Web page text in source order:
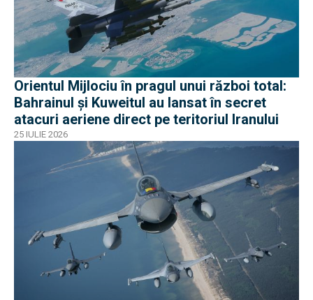
Orientul Mijlociu în pragul unui război total:
Bahrainul și Kuweitul au lansat în secret
atacuri aeriene direct pe teritoriul Iranului
25 IULIE 2026